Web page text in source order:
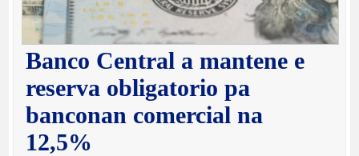
Banco Central a mantene e
reserva obligatorio pa
banconan comercial na
12,5%